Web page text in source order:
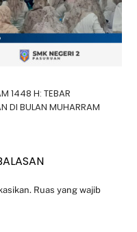
1448 H: TEBAR
DI BULAN MUHARRAM
Ruas yang wajib